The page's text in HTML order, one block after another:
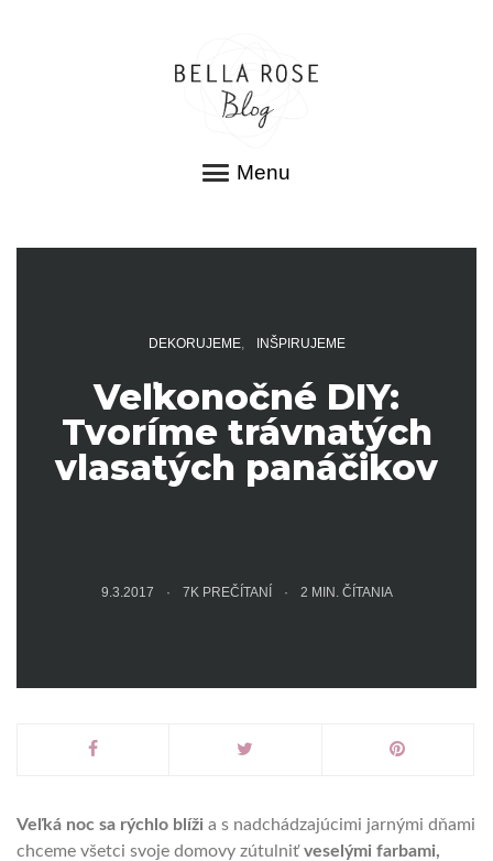
Menu
DEKORUJEME INŠPIRUJEME
Veľkonočné DIY:
Tvoríme trávnatých
vlasatých panáčikov
9.3.2017 7K PREČÍTANÍ 2 MIN. ČÍTANIA
Veľká noc sa rýchlo blíži a s nadchádzajúcimi jarnými dňami
chceme všetci svoje domovy zútulniťveselými farbami,